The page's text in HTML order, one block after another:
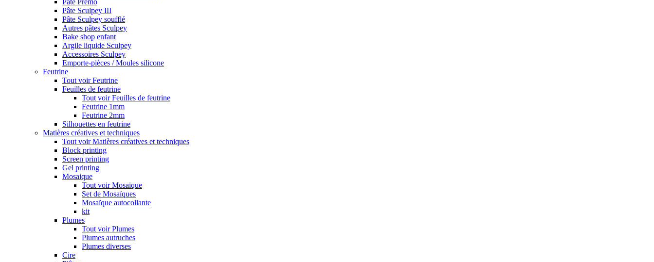
Pâte Premo
Pâte Sculpey III
Pâte Sculpey soufflé
Autres pâtes Sculpey
Bake shop enfant
Argile liquide Sculpey
Accessoires Sculpey
Emporte-pièces / Moules silicone
Feutrine
Tout voir Feutrine
Feuilles de feutrine
Tout voir Feuilles de feutrine
Feutrine 1mm
Feutrine 2mm
Silhouettes en feutrine
Matières créatives et techniques
Tout voir Matières créatives et techniques
Block printing
Screen printing
Gel printing
Mosaique
Tout voir Mosaique
Set de Mosaïques
Mosaïque autocollante
kit
Plumes
Tout voir Plumes
Plumes autruches
Plumes diverses
Cire